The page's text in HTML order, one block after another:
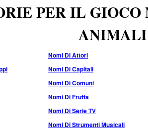
PER IL
ANIMALI
Nomi Di Attori
Nomi Di Capitali
Nomi Di Comuni
Nomi Di Frutta
Nomi Di Serie TV
Nomi Di Strumenti Musicali